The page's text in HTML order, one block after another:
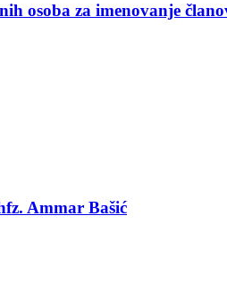
osoba za imenovanje
Ammar Bašić